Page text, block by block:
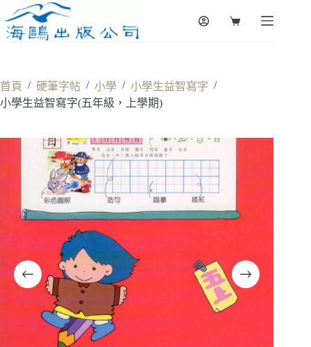
to
content
Shopping
首頁 / 硬筆字帖 / 小學 / 小學生益智寫字 /
小學生益智寫字(五年級，上學期)